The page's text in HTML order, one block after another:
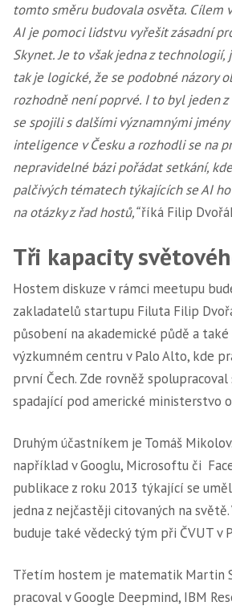
tomto směru budovala osvěta. Cílem
AI je pomoci lidstvu vyřešit zásadní
Skynet. Je to však jedna z technologií,
tak je logické, že se podobné názory
rozhodně není poprvé. I to byl jeden
se spojili s dalšími významnými
inteligence v Česku a rozhodli se na
nepravidelné bázi pořádat setkání,
palčivých tématech týkajících se AI
na otázky z řad hostů,“říká Filip
Tři kapacity
Hostem diskuze v rámci meetupu
zakladatelů startupu Filuta Filip
působení na akademické půdě a
výzkumném centru v Palo Alto, kde
první Čech. Zde rovněž spolupracoval
spadající pod americké ministerstvo
Druhým účastníkem je Tomáš
například v Googlu, Microsoftu či
publikace z roku 2013 týkající se
jedna z nejčastěji citovaných na světě.
buduje také vědecký tým při ČVUT v
Třetím hostem je matematik Martin
pracoval v Google Deepmind, IBM